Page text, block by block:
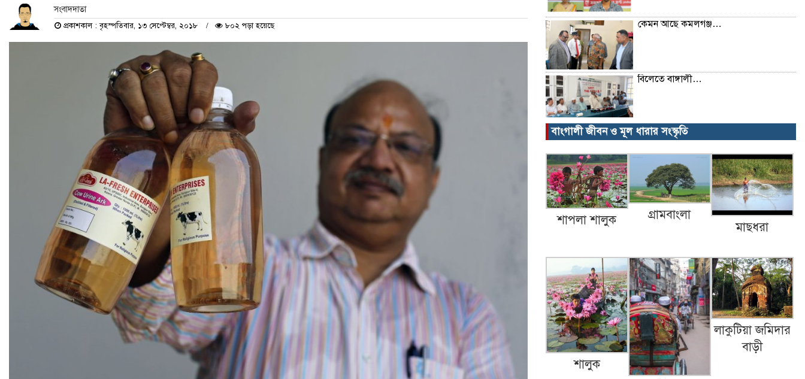
সংবাদদাতা
প্রকাশকাল : বৃহস্পতিবার, ১৩ সেপ্টেম্বর, ২০১৮ ৮০২ পড়া হয়েছে কেমন আছে কমলগঞ্জ…
বিলেতে বাঙ্গালী…
বিক্ষোভ, গ্রেপ্তার, অজগর, সেগুনকাঠ আর
প্রধানমন্ত্রীর কার্যালয় থেকে সহায়তা
গৃহবধূর ঝুলন্ত মরদেহ উদ্ধার!
আওয়ামী লীগের এখন করনীয়…
বাংগালী জীবন ও মূল ধারার সংস্কৃতি
শাপলা শালুক
গ্রামবাংলা
মাছধরা
শালুক
লাকুটিয়া জমিদার
বাড়ী